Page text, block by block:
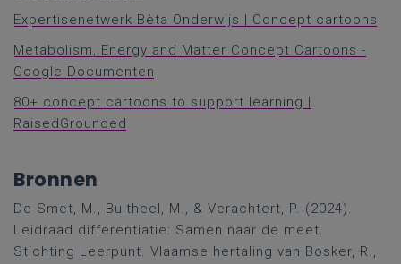
Expertisenetwerk Bèta Onderwijs | Concept cartoons
Metabolism, Energy and Matter Concept Cartoons -
Google Documenten
80+ concept cartoons to support learning |
RaisedGrounded
Bronnen
De Smet, M., Bultheel, M., & Verachtert, P. (2024).
Leidraad differentiatie: Samen naar de meet.
Stichting Leerpunt. Vlaamse hertaling van Bosker, R.,